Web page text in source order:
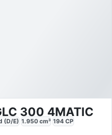
300 4MATIC
(D/E) 1.950 cm³ 194 CP